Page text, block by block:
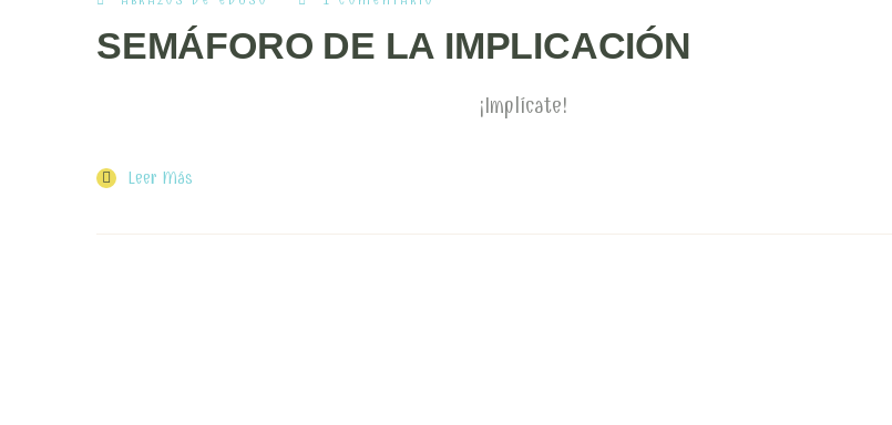
SEMÁFORO DE LA IMPLICACIÓN
¡Implícate!
Leer Más